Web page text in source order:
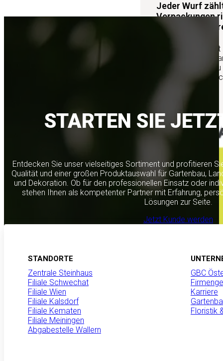
Jeder Wurf
Verpackungen
Rohstoffe im
rufen wir
Austria (ARA)
nach dem
STARTEN SIE
Entdecken Sie unser vielseitiges Sortiment und profitieren
Qualität und einer großen Produktauswahl für Gartenbau,
und Dekoration. Ob für den professionellen Einsatz oder
stehen Ihnen als kompetenter Partner mit Erfahrung,
Lösungen zur Seite.
Jetzt Kunde werden
STANDORTE
Zentrale Steinhaus
Filiale Schwechat
Filiale Wien
Filiale Kalsdorf
Filiale Kematen
Filiale Meiningen
Abgabestelle Wallern
GBC
Karriere
Floristik